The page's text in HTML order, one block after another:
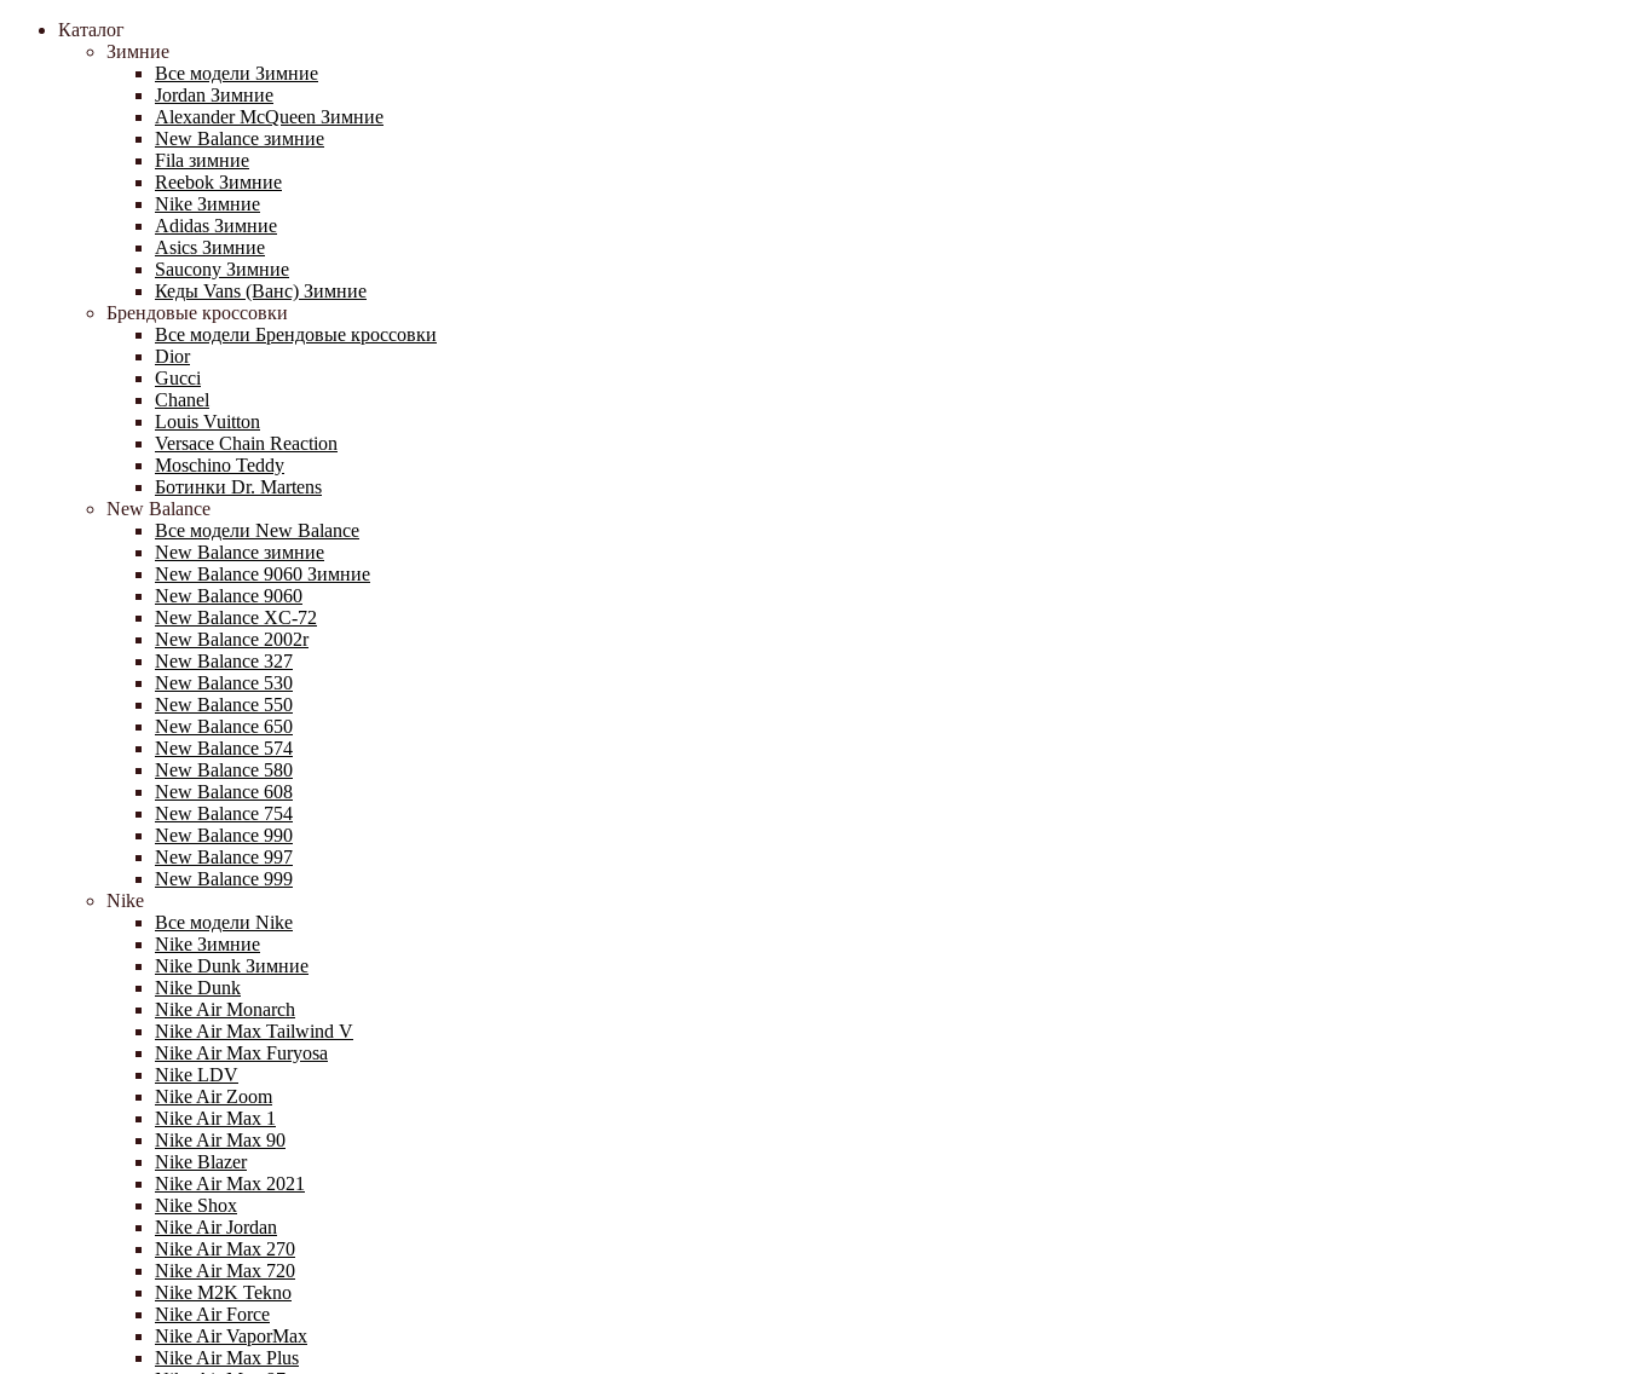
Каталог
Зимние
Все модели Зимние
Jordan Зимние
Alexander McQueen Зимние
New Balance зимние
Fila зимние
Reebok Зимние
Nike Зимние
Adidas Зимние
Asics Зимние
Saucony Зимние
Кеды Vans (Ванс) Зимние
Брендовые кроссовки
Все модели Брендовые кроссовки
Dior
Gucci
Chanel
Louis Vuitton
Versace Chain Reaction
Moschino Teddy
Ботинки Dr. Martens
New Balance
Все модели New Balance
New Balance зимние
New Balance 9060 Зимние
New Balance 9060
New Balance XC-72
New Balance 2002r
New Balance 327
New Balance 530
New Balance 550
New Balance 650
New Balance 574
New Balance 580
New Balance 608
New Balance 754
New Balance 990
New Balance 997
New Balance 999
Nike
Все модели Nike
Nike Зимние
Nike Dunk Зимние
Nike Dunk
Nike Air Monarch
Nike Air Max Tailwind V
Nike Air Max Furyosa
Nike LDV
Nike Air Zoom
Nike Air Max 1
Nike Air Max 90
Nike Blazer
Nike Air Max 2021
Nike Shox
Nike Air Jordan
Nike Air Max 270
Nike Air Max 720
Nike M2K Tekno
Nike Air Force
Nike Air VaporMax
Nike Air Max Plus